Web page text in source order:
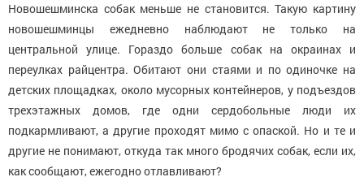
Новошешминска собак меньше не становится. Такую картину
новошешминцы ежедневно наблюдают не только на
центральной улице. Гораздо больше собак на окраинах и
переулках райцентра. Обитают они стаями и по одиночке на
детских площадках, около мусорных контейнеров, у подъездов
трехэтажных домов, где одни сердобольные люди их
подкармливают, а другие проходят мимо с опаской. Но и те и
другие не понимают, откуда так много бродячих собак, если их,
как сообщают, ежегодно отлавливают?